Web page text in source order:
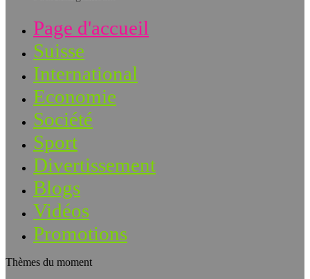
Page d'accueil
Suisse
International
Economie
Société
Sport
Divertissement
Blogs
Vidéos
Promotions
Thèmes du moment